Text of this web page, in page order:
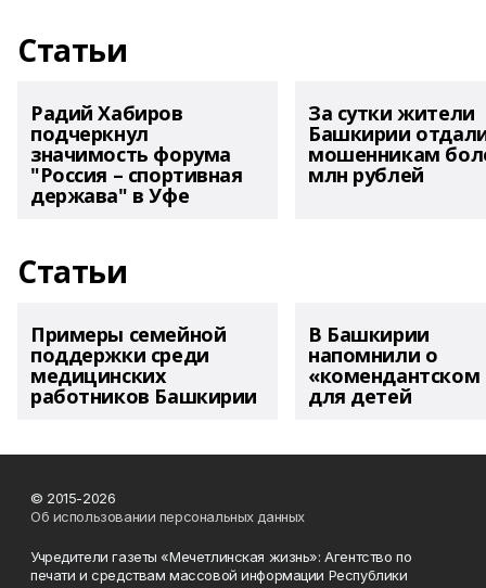
Статьи
Радий Хабиров
подчеркнул
значимость форума
"Россия – спортивная
держава" в Уфе
За сутки жители
Башкирии
мошенникам
млн рублей
Статьи
Примеры семейной
поддержки среди
медицинских
работников Башкирии
В Башкирии
напомнили о
«комендантском
для детей
© 2015-2026
Об использовании персональных данных
Учредители газеты «Мечетлинская жизнь»: Агентство по
печати и средствам массовой информации Республики